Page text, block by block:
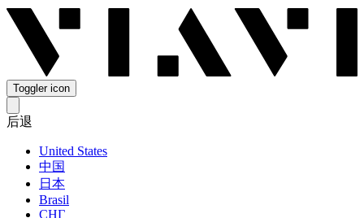
Toggler icon
后退
United States
中国
日本
Brasil
СНГ